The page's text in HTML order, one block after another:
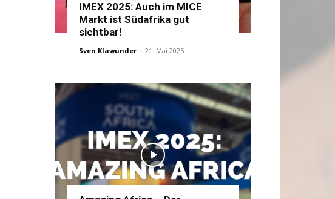
IMEX 2025: Auch im MICE
Markt ist Südafrika gut
sichtbar!
Sven Klawunder - 21. Mai 2025